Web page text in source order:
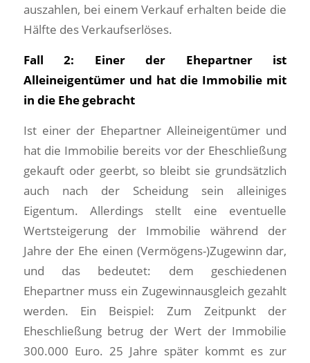
auszahlen, bei einem Verkauf erhalten beide die
Hälfte des Verkaufserlöses.
Fall 2: Einer der Ehepartner ist
Alleineigentümer und hat die Immobilie mit
in die Ehe gebracht
Ist einer der Ehepartner Alleineigentümer und
hat die Immobilie bereits vor der Eheschließung
gekauft oder geerbt, so bleibt sie grundsätzlich
auch nach der Scheidung sein alleiniges
Eigentum. Allerdings stellt eine eventuelle
Wertsteigerung der Immobilie während der
Jahre der Ehe einen (Vermögens-)Zugewinn dar,
und das bedeutet: dem geschiedenen
Ehepartner muss ein Zugewinnausgleich gezahlt
werden. Ein Beispiel: Zum Zeitpunkt der
Eheschließung betrug der Wert der Immobilie
300.000 Euro. 25 Jahre später kommt es zur